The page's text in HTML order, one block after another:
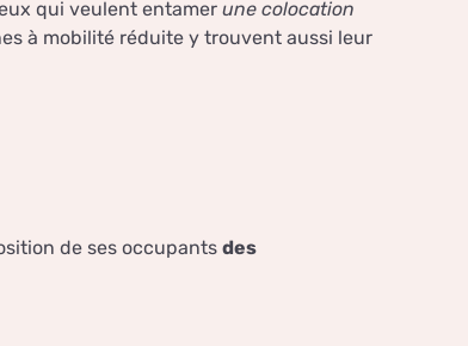
qui veulent entamer une colocation
à mobilité réduite y trouvent aussi leur
de ses occupants des